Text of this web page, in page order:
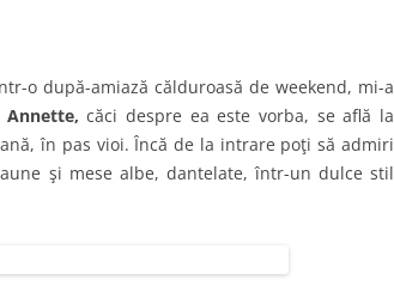
o după-amiază călduroasă de weekend, mi-a
Annette, căci despre ea este vorba, se află la
în pas vioi. Încă de la intrare poţi să admiri
şi mese albe, dantelate, într-un dulce stil